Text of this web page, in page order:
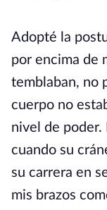
Adopté la
por encima de
temblaban, no
cuerpo no
nivel de
cuando su
su carrera en
mis brazos